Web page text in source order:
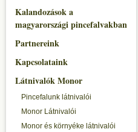
Kalandozások a
magyarországi pincefalvakban
Partnereink
Kapcsolataink
Látnivalók Monor
Pincefalunk látnivalói
Monor Látnivalói
Monor és környéke látnivalói